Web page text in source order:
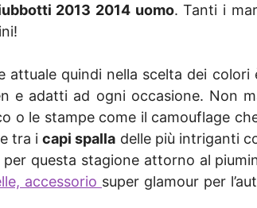
2013 2014 uomo. Tanti i
attuale quindi nella scelta dei
e adatti ad ogni occasione. Non
o le stampe come il camouflage
tra icapi spalla delle più intriganti
questa stagione attorno al
accessorio super glamour per